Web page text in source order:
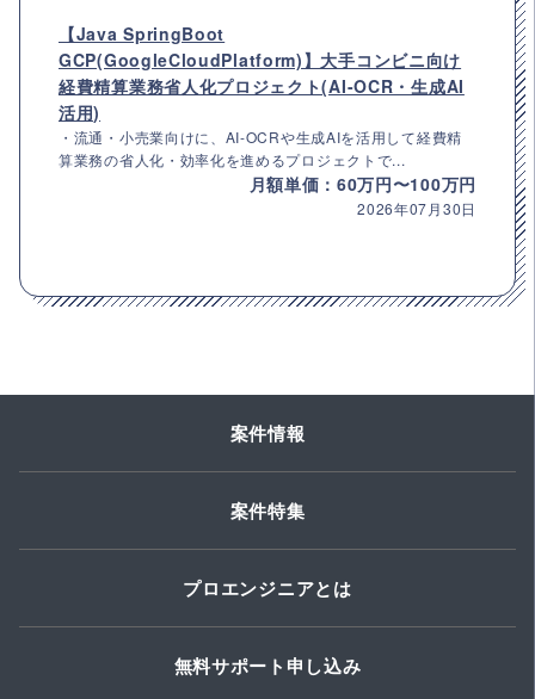
【Java SpringBoot
GCP(GoogleCloudPlatform)】大手コンビニ向け
経費精算業務省人化プロジェクト(AI-OCR・生成AI
活用)
・流通・小売業向けに、AI-OCRや生成AIを活用して経費精
算業務の省人化・効率化を進めるプロジェクトで...
月額単価：60万円〜100万円
2026年07月30日
案件情報
案件特集
プロエンジニアとは
無料サポート申し込み